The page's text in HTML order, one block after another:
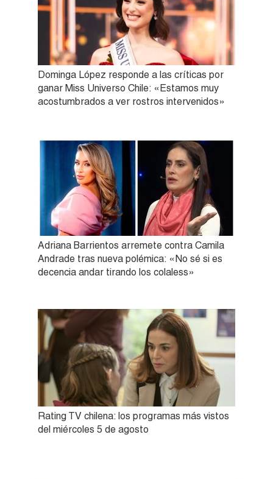
Dominga López responde a las críticas por
ganar Miss Universo Chile: «Estamos muy
acostumbrados a ver rostros intervenidos»
Adriana Barrientos arremete contra Camila
Andrade tras nueva polémica: «No sé si es
decencia andar tirando los colaless»
Rating TV chilena: los programas más vistos
del miércoles 5 de agosto